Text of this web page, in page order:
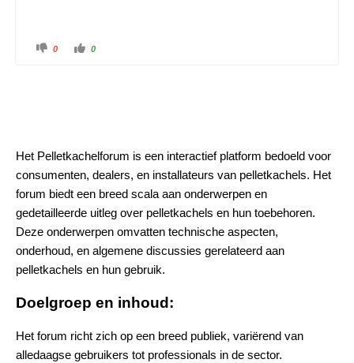
0 0
Het Pelletkachelforum is een interactief platform bedoeld voor
consumenten, dealers, en installateurs van pelletkachels. Het
forum biedt een breed scala aan onderwerpen en
gedetailleerde uitleg over pelletkachels en hun toebehoren.
Deze onderwerpen omvatten technische aspecten,
onderhoud, en algemene discussies gerelateerd aan
pelletkachels en hun gebruik.
Doelgroep en inhoud:
Het forum richt zich op een breed publiek, variërend van
alledaagse gebruikers tot professionals in de sector.